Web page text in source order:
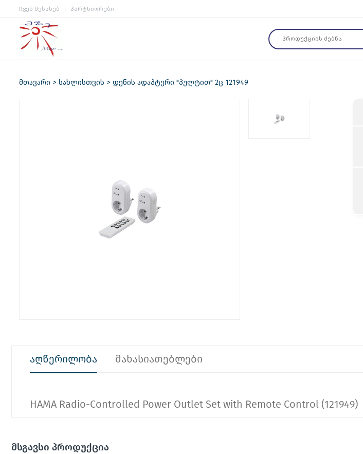
ჩვენ შესახებ პარტნიორები
მთავარი სახლისთვის დენის ადაპტერი "პულტით" 2ც 121949
აღწერილობა მახასიათებლები
HAMA Radio-Controlled Power Outlet Set with Remote Control (121949)
მსგავსი პროდუქცია